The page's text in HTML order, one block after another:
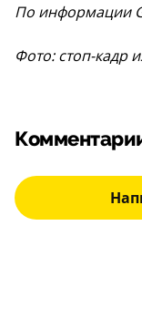
По информации
Фото: стоп-кадр